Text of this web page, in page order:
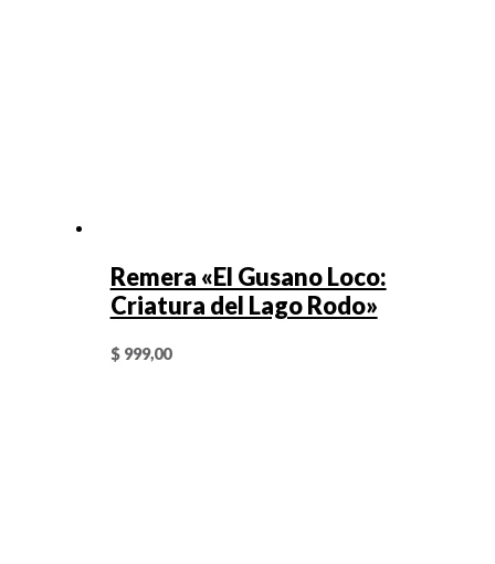
Remera «El Gusano Loco:
Criatura del Lago Rodo»
$999,00